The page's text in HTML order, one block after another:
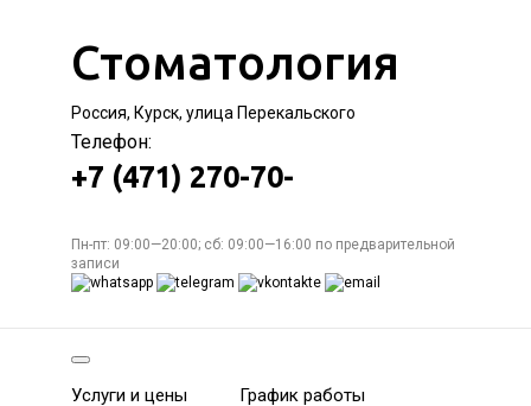
Стоматология
Россия, Курск, улица Перекальского
Телефон:
+7 (471) 270-70-
Пн-пт: 09:00—20:00; сб: 09:00—16:00 по предварительной
записи
Услуги и цены График работы